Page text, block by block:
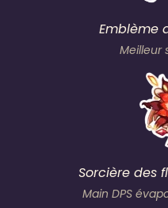
Emblème
Meilleur
Sorcière des
Main DPS